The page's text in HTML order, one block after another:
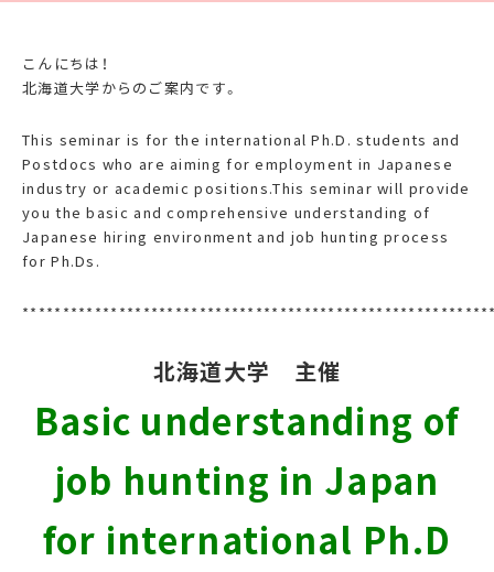
こんにちは！
北海道大学からのご案内です。
This seminar is for the international Ph.D. students and
Postdocs who are aiming for employment in Japanese
industry or academic positions.This seminar will provide
you the basic and comprehensive understanding of
Japanese hiring environment and job hunting process
for Ph.Ds.
******************************
北海道大学 主催
Basic understanding of
job hunting in Japan
for international Ph.D